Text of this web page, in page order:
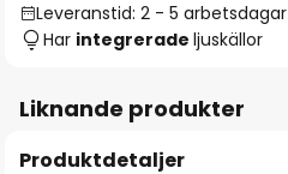
Leveranstid: 2 - 5 arbetsdagar
Har integrerade ljuskällor
Liknande produkter
Produktdetaljer